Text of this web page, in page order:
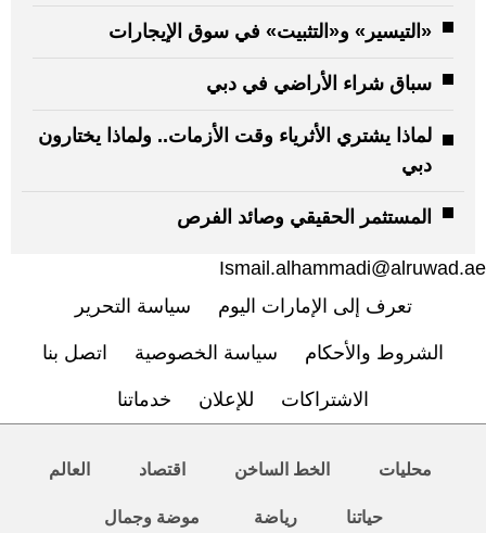
«التيسير» و«التثبيت» في سوق الإيجارات
سباق شراء الأراضي في دبي
لماذا يشتري الأثرياء وقت الأزمات.. ولماذا يختارون
دبي
المستثمر الحقيقي وصائد الفرص
Ismail.alhammadi@alruwad.ae
تعرف إلى الإمارات اليوم
سياسة التحرير
الشروط والأحكام سياسة الخصوصية اتصل بنا
الاشتراكات للإعلان خدماتنا
محليات الخط الساخن اقتصاد العالم
حياتنا رياضة موضة وجمال